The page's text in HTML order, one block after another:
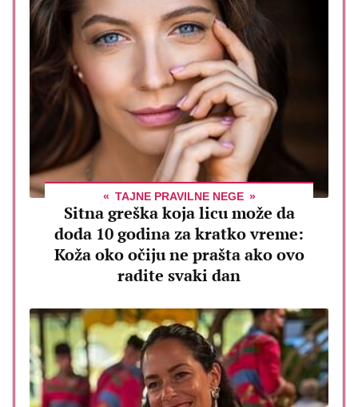
TAJNE PRAVILNE NEGE
Sitna greška koja licu može da
doda 10 godina za kratko vreme:
Koža oko očiju ne prašta ako ovo
radite svaki dan